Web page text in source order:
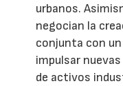
urbanos.
negocian la
conjunta con
impulsar
de activos